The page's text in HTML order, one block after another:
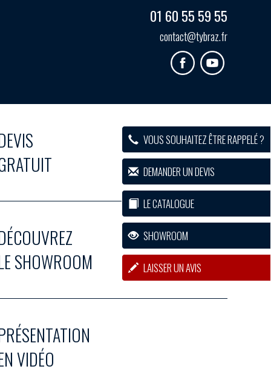
VOUS SOUHAITEZ ÊTRE RAPPELÉ ?
DEMANDER UN DEVIS
LE CATALOGUE
SHOWROOM
LAISSER UN AVIS
01 60 55 59 55
contact@tybraz.fr
SHOWROOM
VIDÉO